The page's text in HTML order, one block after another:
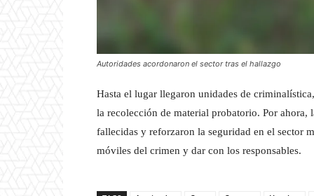
Autoridades acordonaron el sector tras el hallazgo
Hasta el lugar llegaron unidades de
la recolección de material probatorio. Por ahora,
fallecidas y reforzaron la seguridad en el sector
móviles del crimen y dar con los responsables.